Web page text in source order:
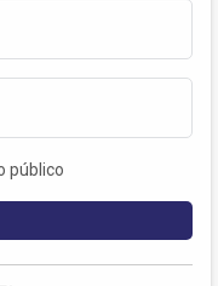
público